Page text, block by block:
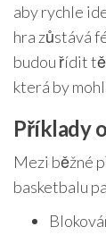
aby rychle
hra zůstává
budou řídit
která by
Příklady
Mezi běžné
basketbalu